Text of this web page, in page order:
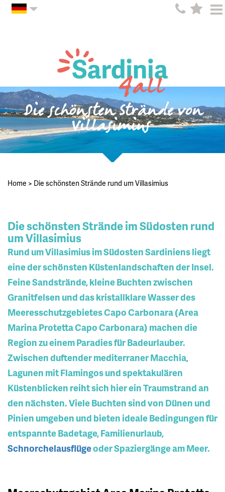
Die schönsten Strände von
Villasimius
Home > Die schönsten Strände rund um Villasimius
Die schönsten Strände im Südosten rund
um Villasimius
Rund um Villasimius im Südosten Sardiniens liegt
eine der schönsten Küstenlandschaften der Insel.
Feine Sandstrände, kleine Buchten zwischen
Granitfelsen und das kristallklare Wasser des
Meeresschutzgebietes Capo Carbonara (Area
Marina Protetta Capo Carbonara) machen die
Region zu einem Paradies für Badeurlauber.
Zwischen duftender mediterraner Macchia,
Lagunen mit Flamingos und spektakulären
Küstenblicken reiht sich hier ein Traumstrand an
den nächsten. Viele Buchten sind von Dünen und
Pinien umgeben und bieten ideale Bedingungen für
entspannte Badetage, Familienurlaub,
Schnorchelausflügeoder Spaziergänge am Meer.